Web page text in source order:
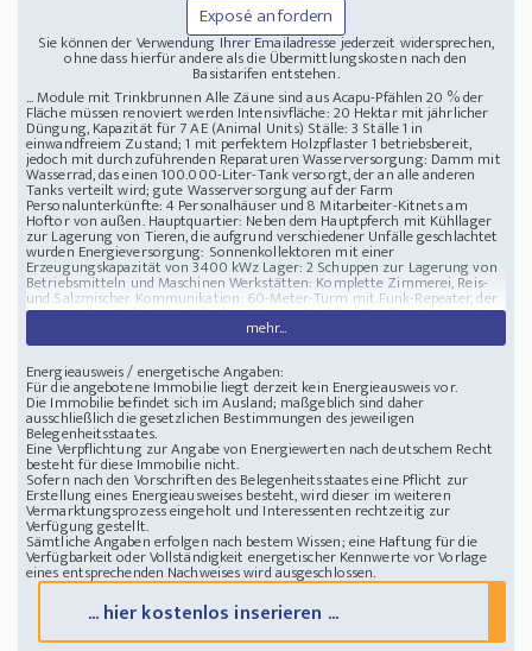
Exposé anfordern
Sie können der Verwendung Ihrer Emailadresse jederzeit widersprechen,
ohne dass hierfür andere als die Übermittlungskosten nach den
Basistarifen entstehen.
... Module mit Trinkbrunnen Alle Zäune sind aus Acapu-Pfählen 20 % der
Fläche müssen renoviert werden Intensivfläche: 20 Hektar mit jährlicher
Düngung, Kapazität für 7 AE (Animal Units) Ställe: 3 Ställe 1 in
einwandfreiem Zustand; 1 mit perfektem Holzpflaster 1 betriebsbereit,
jedoch mit durchzuführenden Reparaturen Wasserversorgung: Damm mit
Wasserrad, das einen 100.000-Liter-Tank versorgt, der an alle anderen
Tanks verteilt wird; gute Wasserversorgung auf der Farm
Personalunterkünfte: 4 Personalhäuser und 8 Mitarbeiter-Kitnets am
Hoftor von außen. Hauptquartier: Neben dem Hauptpferch mit Kühllager
zur Lagerung von Tieren, die aufgrund verschiedener Unfälle geschlachtet
wurden Energieversorgung: Sonnenkollektoren mit einer
Erzeugungskapazität von 3400 kWz Lager: 2 Schuppen zur Lagerung von
Betriebsmitteln und Maschinen Werkstätten: Komplette Zimmerei, Reis-
und Salzmischer Kommunikation: 60-Meter-Turm mit Funk-Repeater, der
im gesamten Hof mit Handfunkgeräten und auf der Straße mit
Basisfunkgerät kommuniziert Tierhaltung: Auffangbereich für 800 Tiere
Anbau: 4 Hektar Acu-Gras-Unkraut, 3 Hektar Kakao und 6 Hektar Acaí
Frucht-Palmen in Umsetzung Zahlungsbedingungen: 60 % Anzahlung
erforderlich
Lage : Brasilien, Paragominas Region Stadt Belem - 50 km von der Stadt
Paragominas entferntBauernhof zu verkaufen 4622 ha Sojafarm in Belem
Brasilien
mehr...
Energieausweis / energetische Angaben:
Für die angebotene Immobilie liegt derzeit kein Energieausweis vor.
Die Immobilie befindet sich im Ausland; maßgeblich sind daher
ausschließlich die gesetzlichen Bestimmungen des jeweiligen
Belegenheitsstaates.
Eine Verpflichtung zur Angabe von Energiewerten nach deutschem Recht
besteht für diese Immobilie nicht.
Sofern nach den Vorschriften des Belegenheitsstaates eine Pflicht zur
Erstellung eines Energieausweises besteht, wird dieser im weiteren
Vermarktungsprozess eingeholt und Interessenten rechtzeitig zur
Verfügung gestellt.
Sämtliche Angaben erfolgen nach bestem Wissen; eine Haftung für die
Verfügbarkeit oder Vollständigkeit energetischer Kennwerte vor Vorlage
eines entsprechenden Nachweises wird ausgeschlossen.
... hier kostenlos inserieren ...